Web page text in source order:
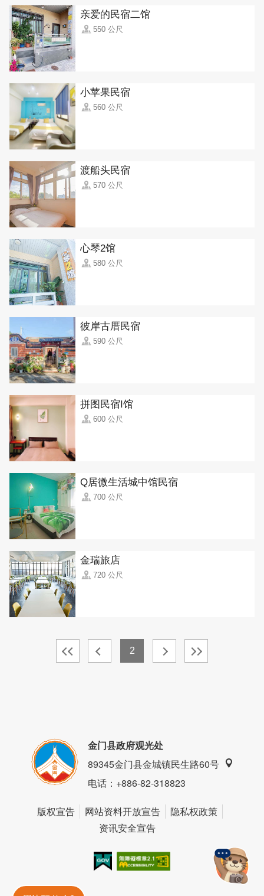
亲爱的民宿二馆
550 公尺
小苹果民宿
560 公尺
渡船头民宿
570 公尺
心琴2馆
580 公尺
彼岸古厝民宿
590 公尺
拼图民宿I馆
600 公尺
Q居微生活城中馆民宿
700 公尺
金瑞旅店
720 公尺
2
金门县政府观光处
89345金门县金城镇民生路60号
电话：+886-82-318823
版权宣告 网站资料开放宣告
隐私权政策
资讯安全宣告